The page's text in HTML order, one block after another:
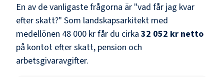
En av de vanligaste frågorna är "vad får jag kvar
efter skatt?" Som landskapsarkitekt med
medellönen 48 000 krfår du cirka 32 052 kr netto
på kontot efter skatt, pension och
arbetsgivaravgifter.